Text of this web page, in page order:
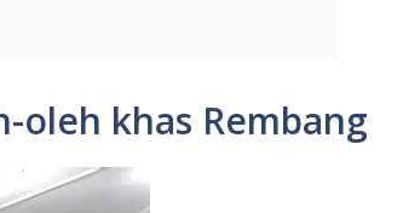
oleh khas Rembang